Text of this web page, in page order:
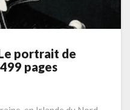
portrait de
pages